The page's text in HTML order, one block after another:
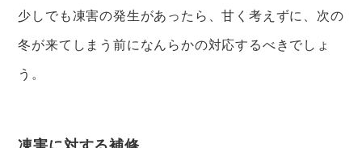
少しでも凍害の発生があったら、甘く考えずに、次の
冬が来てしまう前になんらかの対応するべきでしょ
う。